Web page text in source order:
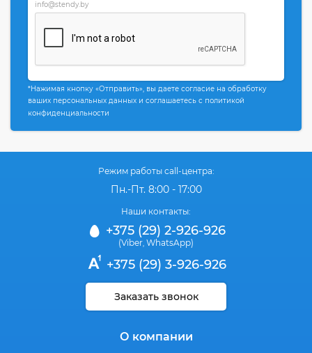
info@stendy.by
*Нажимая кнопку «Отправить», вы даете согласие на обработку
ваших персональных данных и соглашаетесь с политикой
конфиденциальности
Режим работы call-центра:
Пн.-Пт. 8:00 - 17:00
Наши контакты:
+375 (29) 2-926-926
(Viber WhatsApp)
+375 (29) 3-926-926
Заказать звонок
О компании